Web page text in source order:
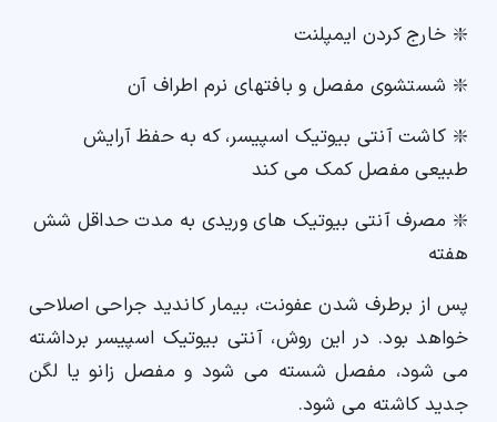
❇️ خارج کردن ایمپلنت
❇️ شستشوی مفصل و بافتهای نرم اطراف آن
❇️ کاشت آنتی بیوتیک اسپیسر، که به حفظ آرایش
طبیعی مفصل کمک می کند
❇️ مصرف آنتی بیوتیک های وریدی به مدت حداقل شش
هفته
پس از برطرف شدن عفونت، بیمار کاندید جراحی اصلاحی
خواهد بود. در این روش، آنتی بیوتیک اسپیسر برداشته
می شود، مفصل شسته می شود و مفصل زانو یا لگن
جدید کاشته می شود.